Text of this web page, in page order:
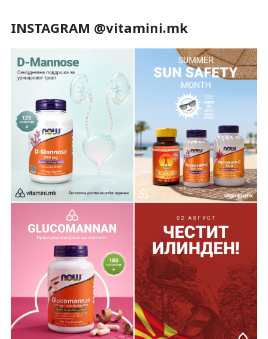
INSTAGRAM @vitamini.mk